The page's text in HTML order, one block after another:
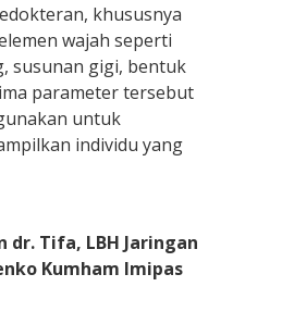
khususnya
wajah seperti
susunan gigi, bentuk
parameter tersebut
untuk
individu yang
dr. Tifa, LBH Jaringan
Kumham Imipas